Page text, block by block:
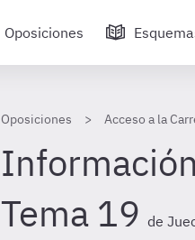
Oposiciones
Oposiciones Acceso a la
Tema 19 de